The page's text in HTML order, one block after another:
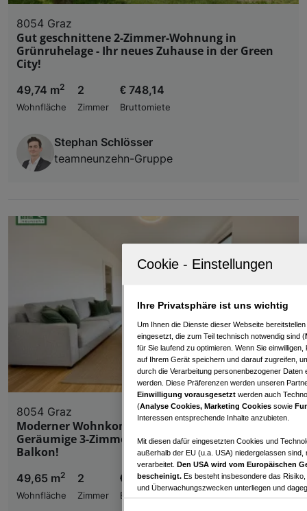
8054 Graz
Gut geschnittene 2-Zimmer-Wohnung in
Grünruhelage - Ihr neues Zuhause in der Green
City!
49,74 m2
Wohnfläche
2
Zimmer
€ 748,14
Bruttomiete
Stephan Schlösser
teamneunzehn-Gruppe
8054 Graz
Moderner Wohnkomfort in Grünruhelage -
Geräumige 3-Zimmer-Wohnung mit großzügigen
Balkon!
49,65 m2
Wohnfläche
2
Zimmer
€ 832,74
Bruttomiete
Ihre Privatsphäre ist uns wichtig
Um Ihnen die Dienste dieser Webseite
eingesetzt, die zum Teil technisch notwendig sind (
für Sie laufend zu optimieren. Wenn Sie
auf Ihrem Gerät speichern und darauf zugreifen,
durch die Verarbeitung personenbezogener
werden. Diese Präferenzen werden unseren
Einwilligung vorausgesetzt werden auch
(Analyse Cookies, Marketing Cookies sowie
Interessen entsprechende Inhalte anzubieten.
Mit diesen dafür eingesetzten Cookies und
außerhalb der EU (u.a. USA) niedergelassen
verarbeitet. Den USA wird vom Europäischen
bescheinigt. Es besteht insbesondere das
und Überwachungszwecken unterliegen und